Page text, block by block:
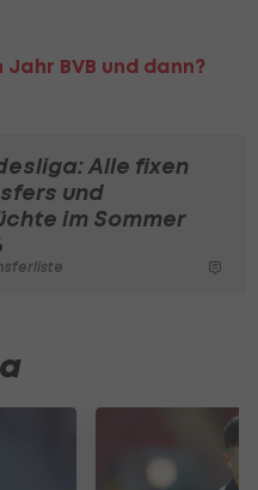
BVB und dann?
Alle fixen
und
im Sommer